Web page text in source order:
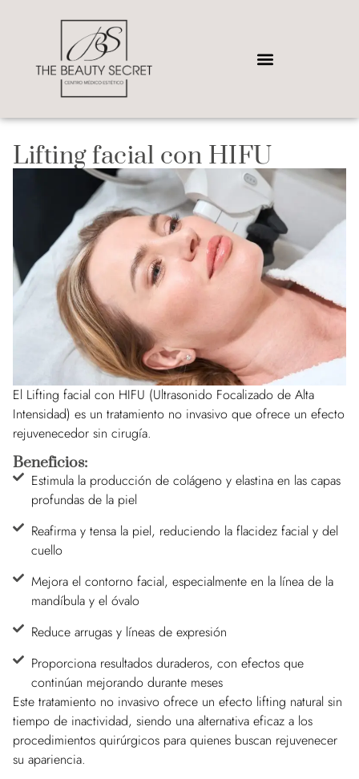
Lifting facial con HIFU
El Lifting facial con HIFU (Ultrasonido Focalizado de Alta
Intensidad) es un tratamiento no invasivo que ofrece un efecto
rejuvenecedor sin cirugía.
Beneficios:
Estimula la producción de colágeno y elastina en las capas
profundas de la piel
Reafirma y tensa la piel, reduciendo la flacidez facial y del
cuello
Mejora el contorno facial, especialmente en la línea de la
mandíbula y el óvalo
Reduce arrugas y líneas de expresión
Proporciona resultados duraderos, con efectos que
continúan mejorando durante meses
Este tratamiento no invasivo ofrece un efecto lifting natural sin
tiempo de inactividad, siendo una alternativa eficaz a los
procedimientos quirúrgicos para quienes buscan rejuvenecer
su apariencia.